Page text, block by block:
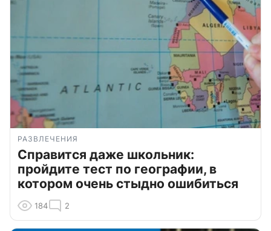
РАЗВЛЕЧЕНИЯ
Справится даже школьник:
пройдите тест по географии, в
котором очень стыдно ошибиться
184 2